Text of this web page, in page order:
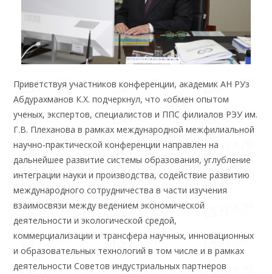
Приветствуя участников конференции, академик АН РУз
Абдурахманов К.Х. подчеркнул, что «обмен опытом
ученых, экспертов, специалистов и ППС филиалов РЭУ им.
Г.В. Плеханова в рамках международной межфилиальной
научно-практической конференции направлен на
дальнейшее развитие системы образования, углубление
интеграции науки и производства, содействие развитию
международного сотрудничества в части изучения
взаимосвязи между ведением экономической
деятельности и экологической средой,
коммерциализации и трансфера научных, инновационных
и образовательных технологий в том числе и в рамках
деятельности Советов индустриальных партнеров